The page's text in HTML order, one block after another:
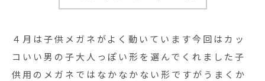
４月は子供メガネがよく動いています今回はカッ
コいい男の子大人っぽい形を選んでくれました子
供用のメガネではなかなかない形ですがうまくか